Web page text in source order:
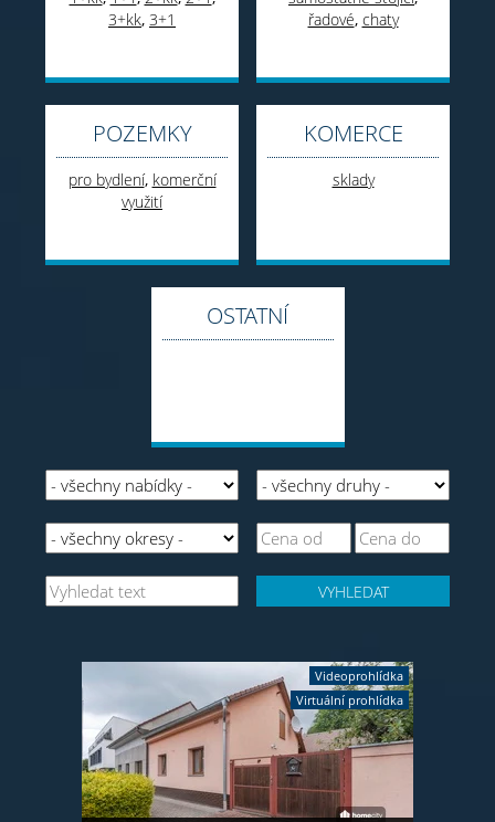
3+kk, 3+1
řadové, chaty
POZEMKY
pro bydlení, komerční
využití
KOMERCE
sklady
OSTATNÍ
VYHLEDAT
Videoprohlídka
Virtuální prohlídka